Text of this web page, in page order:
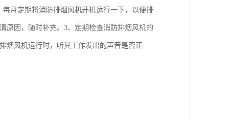
月定期将消防排烟风机开机运行一下，以便排
原因，随时补充。3、定期检查消防排烟风机的
烟风机运行时，听其工作发出的声音是否正